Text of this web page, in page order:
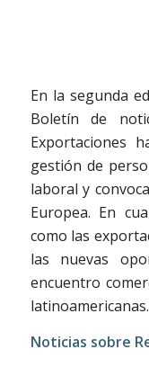
En la segunda
Boletín de
Exportaciones
gestión de
laboral y
Europea. En
como las
las nuevas
encuentro
latinoamericanas.
Noticias sobre